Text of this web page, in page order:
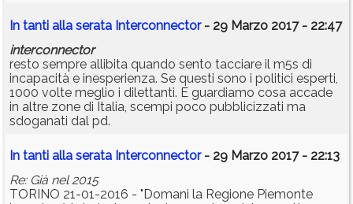
In tanti alla serata Interconnector- 29 Marzo 2017 - 22:47
interconnector
resto sempre allibita quando sento tacciare il m5s di
incapacità e inesperienza. Se questi sono i politici esperti,
1000 volte meglio i dilettanti. E guardiamo cosa accade
in altre zone di Italia, scempi poco pubblicizzati ma
sdoganati dal pd.
In tanti alla serata Interconnector- 29 Marzo 2017 - 22:13
Re: Già nel 2015
TORINO 21-01-2016 - "Domani la Regione Piemonte